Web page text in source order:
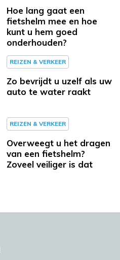
Hoe lang gaat een
fietshelm mee en hoe
kunt u hem goed
onderhouden?
REIZEN & VERKEER
Zo bevrijdt u uzelf als uw
auto te water raakt
REIZEN & VERKEER
Overweegt u het dragen
van een fietshelm?
Zoveel veiliger is dat